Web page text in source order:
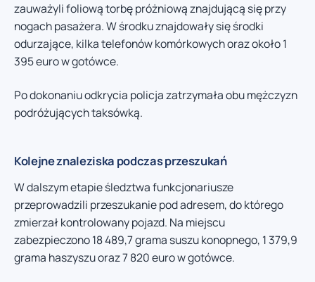
zauważyli foliową torbę próżniową znajdującą się przy
nogach pasażera. W środku znajdowały się środki
odurzające, kilka telefonów komórkowych oraz około 1
395 euro w gotówce.
Po dokonaniu odkrycia policja zatrzymała obu mężczyzn
podróżujących taksówką.
Kolejne znaleziska podczas przeszukań
W dalszym etapie śledztwa funkcjonariusze
przeprowadzili przeszukanie pod adresem, do którego
zmierzał kontrolowany pojazd. Na miejscu
zabezpieczono 18 489,7 grama suszu konopnego, 1 379,9
grama haszyszu oraz 7 820 euro w gotówce.